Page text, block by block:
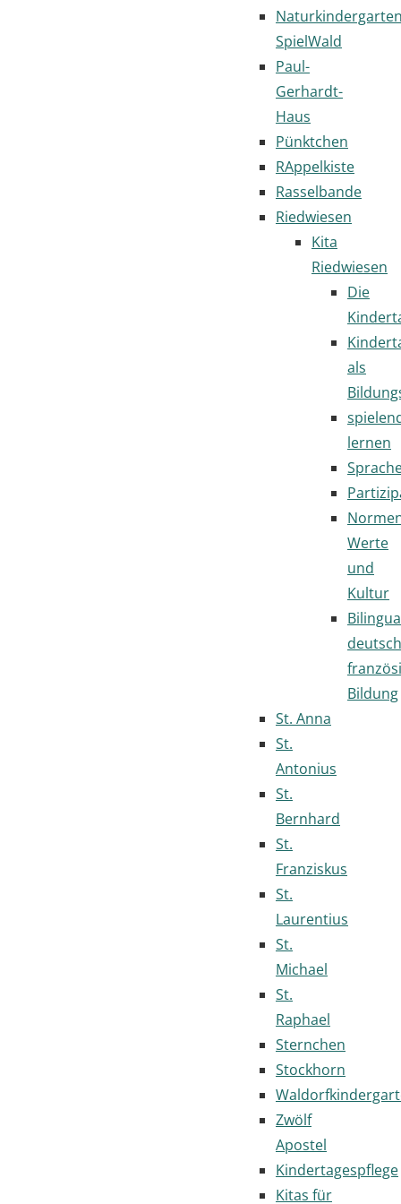
SpielWald
Paul-
Gerhardt-
Haus
Pünktchen
RAppelkiste
Rasselbande
Riedwiesen
Kita
Riedwiesen
Die
als
lernen
Werte
und
Kultur
deutsch
Bildung
St. Anna
St.
Antonius
St.
Bernhard
St.
Franziskus
St.
Laurentius
St.
Michael
St.
Raphael
Sternchen
Stockhorn
Zwölf
Apostel
Kindertagespflege
Kitas für